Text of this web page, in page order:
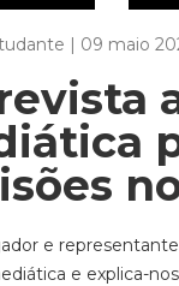
| 09 maio
e
e explica-